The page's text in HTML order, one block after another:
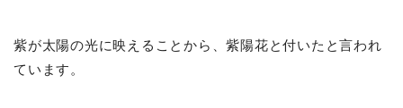
紫が太陽の光に映えることから、紫陽花と付いたと言われ
ています。